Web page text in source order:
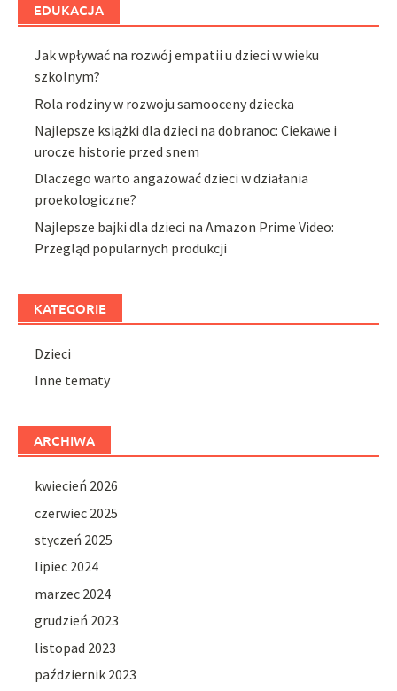
EDUKACJA
Jak wpływać na rozwój empatii u dzieci w wieku
szkolnym?
Rola rodziny w rozwoju samooceny dziecka
Najlepsze książki dla dzieci na dobranoc: Ciekawe i
urocze historie przed snem
Dlaczego warto angażować dzieci w działania
proekologiczne?
Najlepsze bajki dla dzieci na Amazon Prime Video:
Przegląd popularnych produkcji
KATEGORIE
Dzieci
Inne tematy
ARCHIWA
kwiecień 2026
czerwiec 2025
styczeń 2025
lipiec 2024
marzec 2024
grudzień 2023
listopad 2023
październik 2023